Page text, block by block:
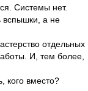
Системы нет.
а не
отдельных
И, тем более,
кого вместо?